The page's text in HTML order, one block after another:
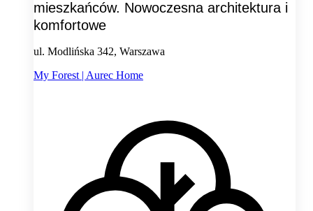
mieszkańców. Nowoczesna architektura i
komfortowe
ul. Modlińska 342, Warszawa
My Forest | Aurec Home